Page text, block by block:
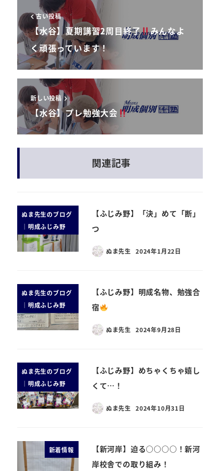
古い投稿
【水谷】夏期講習2周目終了
みんなよ
く頑張っています！
新しい投稿
【水谷】プレ勉強大会
関連記事
ぬま先生のブログ
｜明成ふじみ野
【ふじみ野】「決」めて「断」
つ
ぬま先生 2024年1月22日
ぬま先生のブログ
｜明成ふじみ野
【ふじみ野】明成名物、勉強合
宿
ぬま先生 2024年9月28日
ぬま先生のブログ
｜明成ふじみ野
【ふじみ野】めちゃくちゃ嬉し
くて…！
ぬま先生 2024年10月31日
新着情報
【新河岸】迫る○○○○！新河
岸校舎での取り組み！